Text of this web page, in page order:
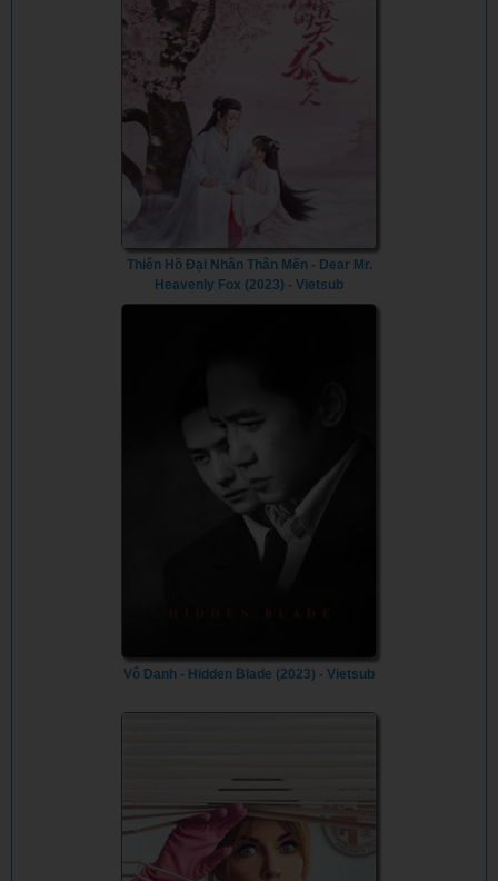
Thiên Hồ Đại Nhân Thân Mến - Dear Mr.
Heavenly Fox (2023) - Vietsub
Vô Danh - Hidden Blade (2023) - Vietsub